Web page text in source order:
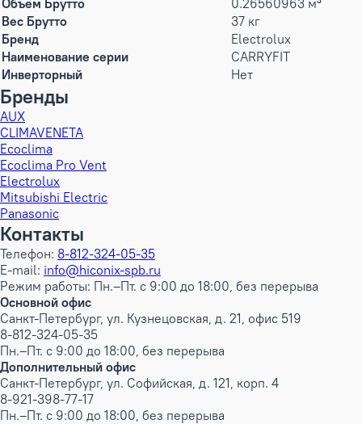
Объем Брутто
0.26560963 м³
Вес Брутто
37 кг
Бренд
Electrolux
Наименование серии
CARRYFIT
Инверторный
Нет
Бренды
AUX
CLIMAVENETA
Ecoclima
Ecoclima Pro Vent
Electrolux
Mitsubishi Electric
Panasonic
Контакты
Телефон: 8-812-324-05-35
E-mail: info@hiconix-spb.ru
Режим работы: Пн.–Пт. с 9:00 до 18:00, без перерыва
Основной офис
Санкт-Петербург, ул. Кузнецовская, д. 21, офис 519
8-812-324-05-35
Пн.–Пт. с 9:00 до 18:00, без перерыва
Дополнительный офис
Санкт-Петербург, ул. Софийская, д. 121, корп. 4
8-921-398-77-17
Пн.–Пт. с 9:00 до 18:00, без перерыва